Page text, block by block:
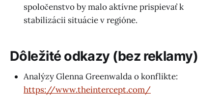
spoločenstvo by malo aktívne prispievať k
stabilizácii situácie v regióne.
Dôležité odkazy (bez reklamy)
Analýzy Glenna Greenwalda o konflikte:
https://www.theintercept.com/